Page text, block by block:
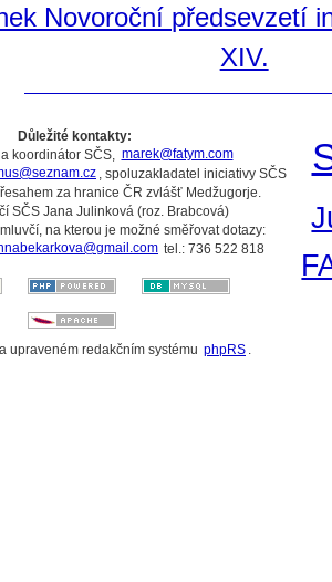
Novoroční předsevzetí
XIV.
Důležité kontakty:
koordinátor SČS,
marek@fatym.com
, spoluzakladatel iniciativy SČS
za hranice ČR zvlášť Medžugorje.
SČS Jana Julinková (roz. Brabcová)
na kterou je možné směřovat dotazy:
tel.: 736 522 818
upraveném redakčním systému phpRS